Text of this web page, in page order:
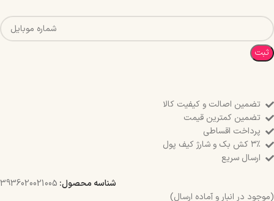
ثبت
تضمین اصالت و کیفیت کالا
تضمین کمترین قیمت
پرداخت اقساطی
۳٪ کش بک و شارژ کیف پول
ارسال سریع
شناسه محصول: 3936020021005
(موجود در انبار و آماده ارسال)